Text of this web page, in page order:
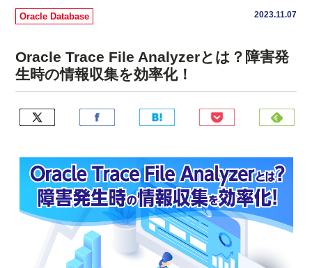
Oracle Database 2023.11.07
Oracle Trace File Analyzerとは？障害発
生時の情報収集を効率化！